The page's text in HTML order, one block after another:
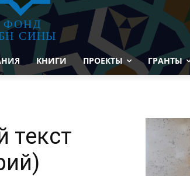
ФОНД
СИНЫ
КНИГИ ПРОЕКТЫ ГРАНТЫ
текст